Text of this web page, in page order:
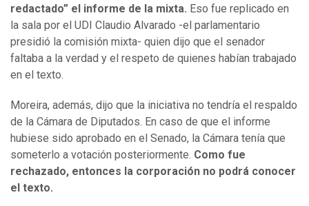
redactado” el informe de la mixta. Eso fue replicado en
la sala por el UDI Claudio Alvarado -el parlamentario
presidió la comisión mixta- quien dijo que el senador
faltaba a la verdad y el respeto de quienes habían trabajado
en el texto.
Moreira, además, dijo que la iniciativa no tendría el respaldo
de la Cámara de Diputados. En caso de que el informe
hubiese sido aprobado en el Senado, la Cámara tenía que
someterlo a votación posteriormente. Como fue
rechazado, entonces la corporación no podrá conocer
el texto.